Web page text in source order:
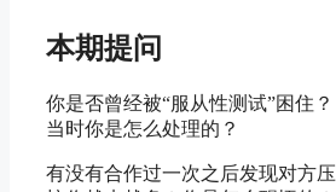
本期提问
你是否曾经被“服从性测试”困住？
当时你是怎么处理的？
有没有合作过一次之后发现对方压